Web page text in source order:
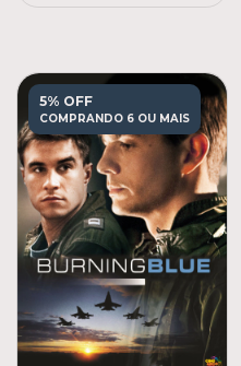
5% OFF
COMPRANDO 6 OU MAIS